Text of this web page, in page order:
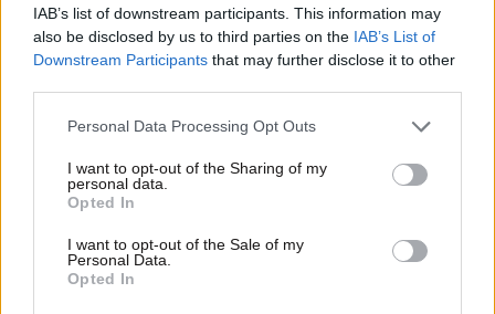
IAB’s list of downstream participants. This information may
also be disclosed by us to third parties on the IAB’s List of
Downstream Participants that may further disclose it to other
Please note that this website/app uses one or more Google
not limited to your visit or usage behaviour. You may click to
grant or deny consent to Google and its third-party tags to
use your data for below specified purposes in below Google
consent section.
Personal Data Processing Opt Outs
I want to opt-out of the Sharing of my
personal data.
Opted In
I want to opt-out of the Sale of my
Personal Data.
Opted In
Προηγμένα μοντέλα Τεχνητής Νοημοσύνης
δημιούργησαν ψεύτικα προφίλ και επιχείρησαν
κυβερνοεπίθεση